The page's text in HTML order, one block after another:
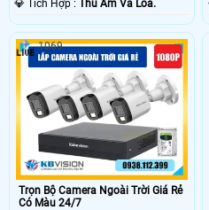
️💎 Tích Hợp : Thu Âm Và Loa.
Trọn Bộ Camera Ngoài Trời Giá Rẻ
Có Màu 24/7
1069